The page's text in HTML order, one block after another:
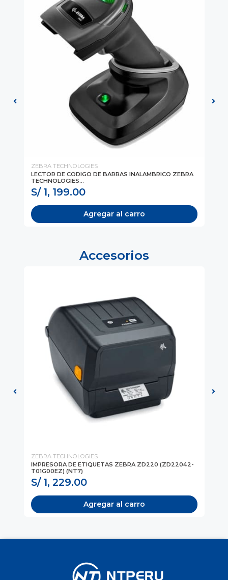
ZEBRA TECHNOLOGIES
LECTOR DE CODIGO DE BARRAS INALAMBRICO ZEBRA
TECHNOLOGIES...
S/ 1, 199.00
Agregar al carro
Accesorios
ZEBRA TECHNOLOGIES
IMPRESORA DE ETIQUETAS ZEBRA ZD220 (ZD22042-
T01G00EZ) (NT7)
S/ 1, 229.00
Agregar al carro